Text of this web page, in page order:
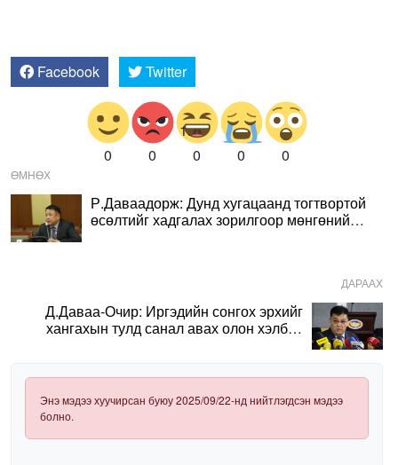
Facebook Twitter
0 0 0 0 0
ӨМНӨХ
Р.Даваадорж: Дунд хугацаанд тогтвортой
өсөлтийг хадгалах зорилгоор мөнгөний
ДАРААХ
Д.Даваа-Очир: Иргэдийн сонгох эрхийг
хангахын тулд санал авах олон хэлбэр
Энэ мэдээ хуучирсан буюу 2025/09/22-нд нийтлэгдсэн мэдээ
болно.